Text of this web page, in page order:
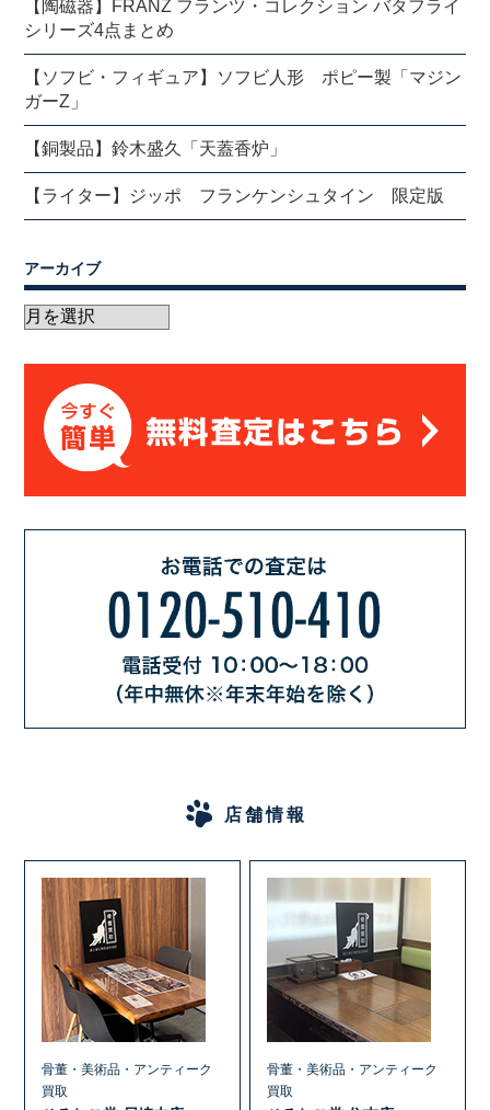
【陶磁器】FRANZ フランツ・コレクション バタフライ
シリーズ4点まとめ
【ソフビ・フィギュア】ソフビ人形 ポピー製「マジン
ガーZ」
【銅製品】鈴木盛久「天蓋香炉」
【ライター】ジッポ フランケンシュタイン 限定版
アーカイブ
店舗情報
骨董・美術品・アンティーク
買取
骨董・美術品・アンティーク
買取